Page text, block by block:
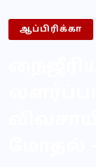
ஆப்பிரிக்கா